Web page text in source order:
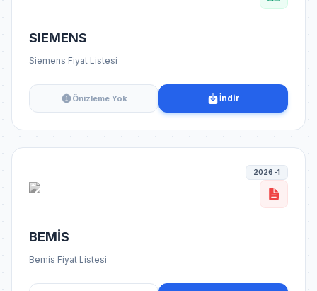
SIEMENS
Siemens Fiyat Listesi
Önizleme Yok İndir
2026-1
BEMİS
Bemis Fiyat Listesi